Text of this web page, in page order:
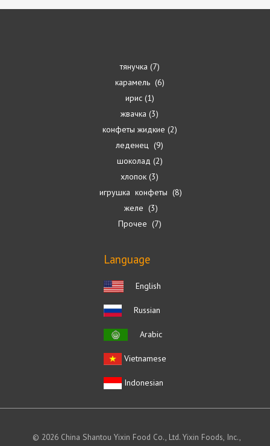
тянучка 7
карамель
6
ирис 1
жвачка 3
конфеты жидкие 2
леденец
9
шоколад 2
хлопок 3
игрушка конфеты
8
желе
3
Прочее
7
Language
English
Russian
Arabic
Vietnamese
Indonesian
© 2026 China Shantou Yixin Food Co., Ltd. Yixin Foods, Inc.,